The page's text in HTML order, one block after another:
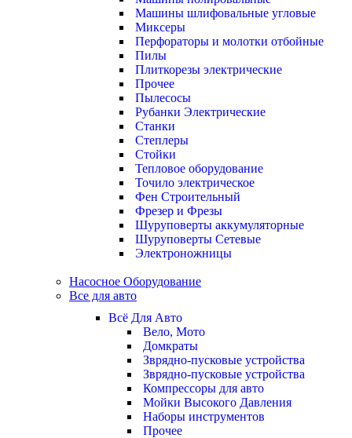
Машины шлифовальные угловые
Миксеры
Перфораторы и молотки отбойные
Пилы
Плиткорезы электрические
Прочее
Пылесосы
Рубанки Электрические
Станки
Степлеры
Стойки
Тепловое оборудование
Точило электрическое
Фен Строительный
Фрезер и Фрезы
Шуруповерты аккумуляторные
Шуруповерты Сетевые
Электроножницы
Насосное Оборудование
Все для авто
Всё Для Авто
Вело, Мото
Домкраты
Зврядно-пусковые устройства
Зврядно-пусковые устройства
Компрессоры для авто
Мойки Высокого Давления
Наборы инструментов
Прочее